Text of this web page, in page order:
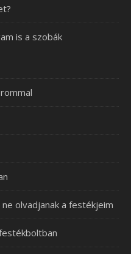
is a szobák
olvadjanak a festékjeim